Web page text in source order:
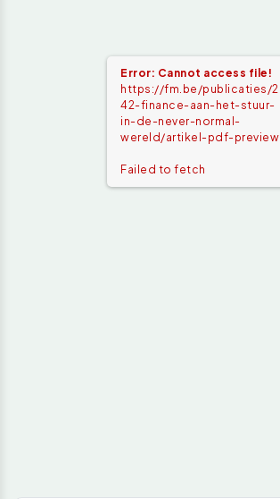
Error: Cannot access file!
https://fm.be/publicaties/2
42-finance-aan-het-stuur-
in-de-never-normal-
wereld/artikel-pdf-preview
Failed to fetch